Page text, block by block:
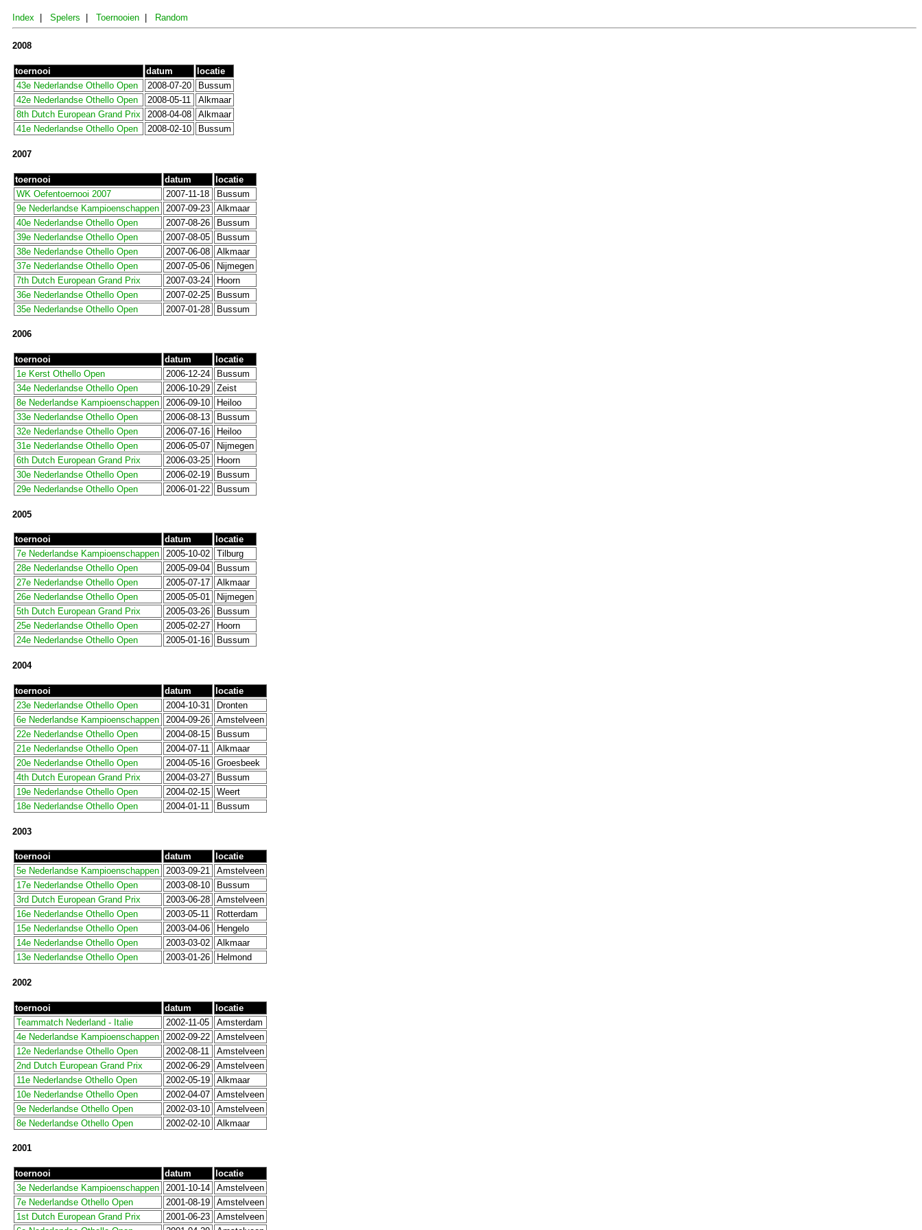
Index Spelers Toernooien Random
2008
toernooi datum
locatie
43e Nederlandse Othello Open
2008-07-20
Bussum
42e Nederlandse Othello Open
2008-05-11
Alkmaar
8th Dutch European Grand Prix
2008-04-08
Alkmaar
41e Nederlandse Othello Open
2008-02-10 Bussum
2007
toernooi datum
locatie
WK Oefentoernooi 2007
2007-11-18
Bussum
9e Nederlandse Kampioenschappen
2007-09-23
Alkmaar
40e Nederlandse Othello Open
2007-08-26
Bussum
39e Nederlandse Othello Open
2007-08-05
Bussum
38e Nederlandse Othello Open
2007-06-08
Alkmaar
37e Nederlandse Othello Open
2007-05-06
Nijmegen
7th Dutch European Grand Prix
2007-03-24
Hoorn
36e Nederlandse Othello Open
2007-02-25
Bussum
35e Nederlandse Othello Open
2007-01-28 Bussum
2006
toernooi datum
locatie
1e Kerst Othello Open
2006-12-24
Bussum
34e Nederlandse Othello Open
2006-10-29
Zeist
8e Nederlandse Kampioenschappen
2006-09-10
Heiloo
33e Nederlandse Othello Open
2006-08-13
Bussum
32e Nederlandse Othello Open
2006-07-16
Heiloo
31e Nederlandse Othello Open
2006-05-07
Nijmegen
6th Dutch European Grand Prix
2006-03-25
Hoorn
30e Nederlandse Othello Open
2006-02-19
Bussum
29e Nederlandse Othello Open
2006-01-22 Bussum
2005
toernooi datum
locatie
7e Nederlandse Kampioenschappen
2005-10-02
Tilburg
28e Nederlandse Othello Open
2005-09-04
Bussum
27e Nederlandse Othello Open
2005-07-17
Alkmaar
26e Nederlandse Othello Open
2005-05-01
Nijmegen
5th Dutch European Grand Prix
2005-03-26
Bussum
25e Nederlandse Othello Open
2005-02-27
Hoorn
24e Nederlandse Othello Open
2005-01-16 Bussum
2004
toernooi datum
locatie
23e Nederlandse Othello Open
2004-10-31
Dronten
6e Nederlandse Kampioenschappen
2004-09-26
Amstelveen
22e Nederlandse Othello Open
2004-08-15
Bussum
21e Nederlandse Othello Open
2004-07-11
Alkmaar
20e Nederlandse Othello Open
2004-05-16
Groesbeek
4th Dutch European Grand Prix
2004-03-27
Bussum
19e Nederlandse Othello Open
2004-02-15
Weert
18e Nederlandse Othello Open
2004-01-11 Bussum
2003
toernooi datum
locatie
5e Nederlandse Kampioenschappen
2003-09-21
Amstelveen
17e Nederlandse Othello Open
2003-08-10
Bussum
3rd Dutch European Grand Prix
2003-06-28
Amstelveen
16e Nederlandse Othello Open
2003-05-11
Rotterdam
15e Nederlandse Othello Open
2003-04-06
Hengelo
14e Nederlandse Othello Open
2003-03-02
Alkmaar
13e Nederlandse Othello Open
2003-01-26 Helmond
2002
toernooi datum
locatie
Teammatch Nederland - Italie
2002-11-05
Amsterdam
4e Nederlandse Kampioenschappen
2002-09-22
Amstelveen
12e Nederlandse Othello Open
2002-08-11
Amstelveen
2nd Dutch European Grand Prix
2002-06-29
Amstelveen
11e Nederlandse Othello Open
2002-05-19
Alkmaar
10e Nederlandse Othello Open
2002-04-07
Amstelveen
9e Nederlandse Othello Open
2002-03-10
Amstelveen
8e Nederlandse Othello Open
2002-02-10 Alkmaar
2001
toernooi datum
locatie
3e Nederlandse Kampioenschappen
2001-10-14
Amstelveen
7e Nederlandse Othello Open
2001-08-19
Amstelveen
1st Dutch European Grand Prix
2001-06-23
Amstelveen